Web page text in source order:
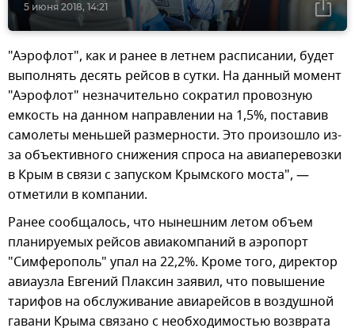
5 июня 2018, 14:21
"Аэрофлот", как и ранее в летнем расписании, будет
выполнять десять рейсов в сутки. На данный момент
"Аэрофлот" незначительно сократил провозную
емкость на данном направлении на 1,5%, поставив
самолеты меньшей размерности. Это произошло из-
за объективного снижения спроса на авиаперевозки
в Крым в связи с запуском Крымского моста", —
отметили в компании.
Ранее сообщалось, что нынешним летом объем
планируемых рейсов авиакомпаний в аэропорт
"Симферополь" упал на 22,2%. Кроме того, директор
авиаузла Евгений Плаксин заявил, что повышение
тарифов на обслуживание авиарейсов в воздушной
гавани Крыма связано с необходимостью возврата